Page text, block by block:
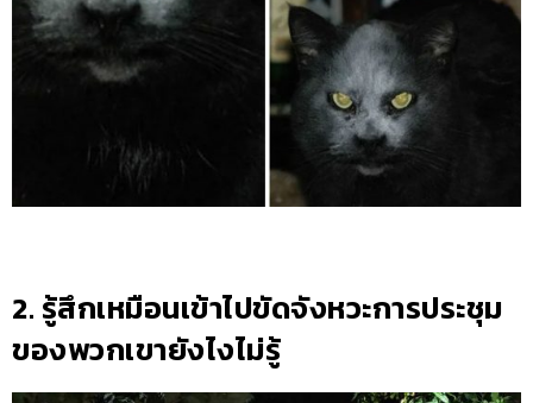
2. รู้สึกเหมือนเข้าไปขัดจังหวะการประชุม
ของพวกเขายังไงไม่รู้